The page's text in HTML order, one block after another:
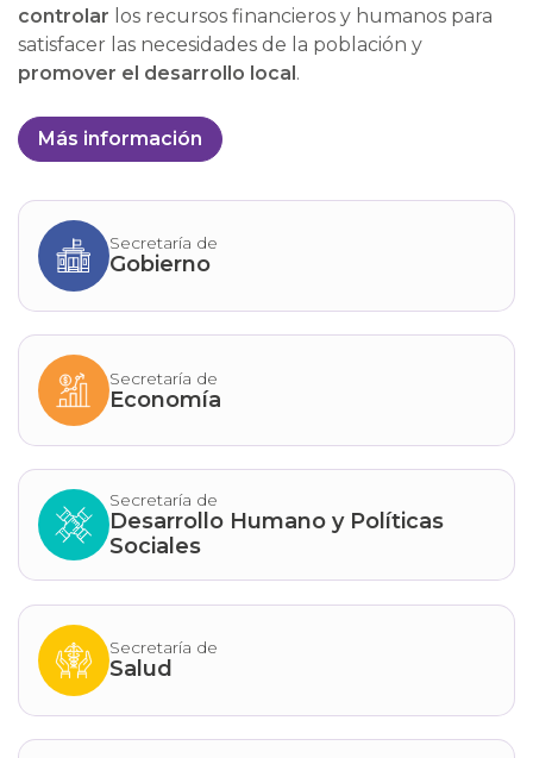
controlar los recursos financieros y humanos para
satisfacer las necesidades de la población y
promover el desarrollo local.
Más información
Secretaría de
Gobierno
Secretaría de
Economía
Secretaría de
Desarrollo Humano y Políticas
Sociales
Secretaría de
Salud